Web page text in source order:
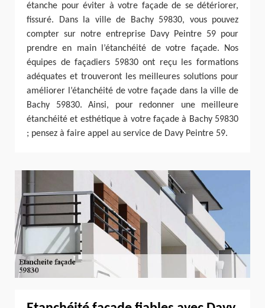
étanche pour éviter à votre façade de se détériorer,
fissuré. Dans la ville de Bachy 59830, vous pouvez
compter sur notre entreprise Davy Peintre 59 pour
prendre en main l’étanchéité de votre façade. Nos
équipes de façadiers 59830 ont reçu les formations
adéquates et trouveront les meilleures solutions pour
améliorer l’étanchéité de votre façade dans la ville de
Bachy 59830. Ainsi, pour redonner une meilleure
étanchéité et esthétique à votre façade à Bachy 59830
; pensez à faire appel au service de Davy Peintre 59.